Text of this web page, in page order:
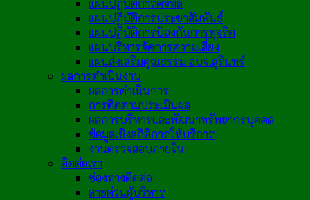
แผนปฏิบัติการดิจิทัล
แผนปฏิบัติการประชาสัมพันธ์
แผนปฏิบัติการป้องกันการทุจริต
แผนบริหารจัดการความเสี่ยง
แผนส่งเสริมคุณธรรม อบจ.สุรินทร์
ผลการดำเนินงาน
ผลการดำเนินการ
การติดตามประเมินผล
ผลการบริหารและพัฒนาทรัพยากรบุคคล
ข้อมูลเชิงสถิติการให้บริการ
งานตรวจสอบภายใน
ติดต่อเรา
ช่องทางติดต่อ
สายด่วนผู้บริหาร